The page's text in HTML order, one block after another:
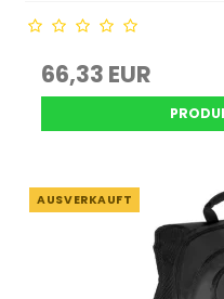
66,33 EUR
AUSVERKAUFT